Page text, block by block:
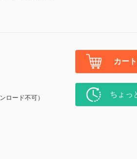
ロード不可）
カー
ちょっ